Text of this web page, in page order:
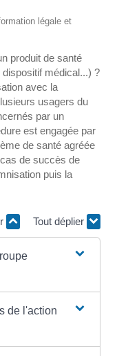
légale et
produit de santé
médical...) ?
avec la
usagers du
par un
est engagée par
de santé agréée
de succès de
puis la
Tout déplier
de l'action